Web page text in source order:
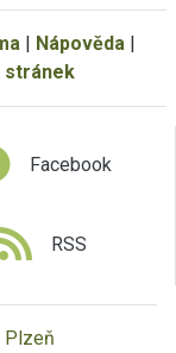
| Nápověda|
stránek
Facebook
RSS
Plzeň